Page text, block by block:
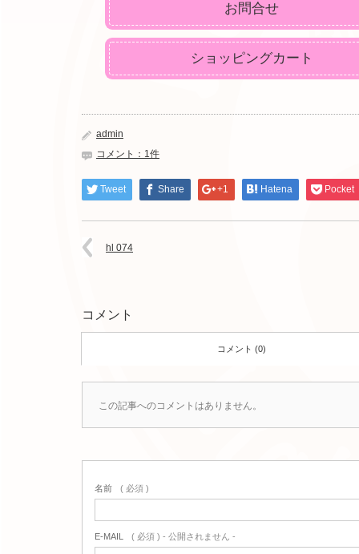
お問合せ
ショッピングカート
admin
コメント：1件
Tweet Share +1 Hatena Pocket
hl 074
コメント
コメント (0)
この記事へのコメントはありません。
名前 ( 必須 )
E-MAIL ( 必須 ) - 公開されません -